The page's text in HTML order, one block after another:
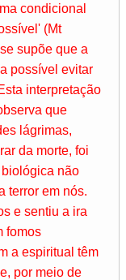
condicional
(Mt
supõe que a
possível evitar
interpretação
que
lágrimas,
da morte, foi
não
terror em nós.
e sentiu a ira
fomos
a espiritual têm
por meio de